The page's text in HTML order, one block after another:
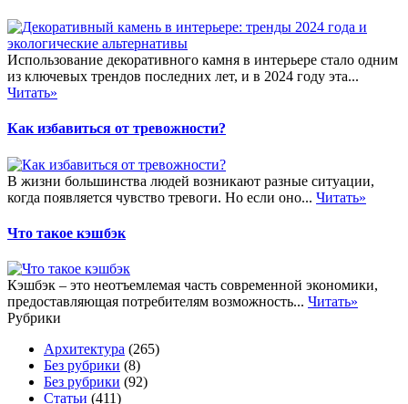
Использование декоративного камня в интерьере стало одним
из ключевых трендов последних лет, и в 2024 году эта...
Читать»
Как избавиться от тревожности?
В жизни большинства людей возникают разные ситуации,
когда появляется чувство тревоги. Но если оно... Читать»
Что такое кэшбэк
Кэшбэк – это неотъемлемая часть современной экономики,
предоставляющая потребителям возможность... Читать»
Рубрики
Архитектура (265)
Без рубрики (8)
Без рубрики (92)
Статьи (411)